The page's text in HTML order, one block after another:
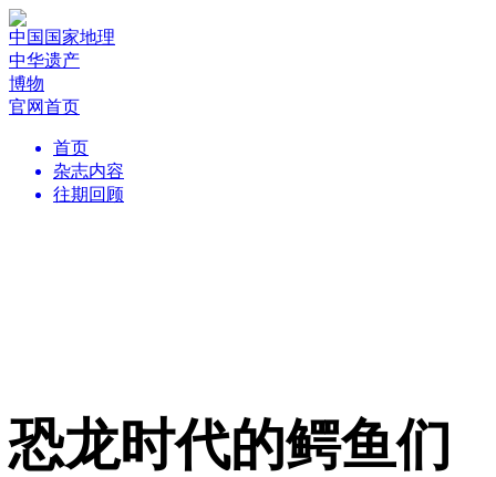
中国国家地理
中华遗产
博物
官网首页
首页
杂志内容
往期回顾
恐龙时代的鳄鱼们